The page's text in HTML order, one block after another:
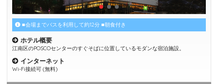
■会場までバスを利用して約12分 ■朝食付き
ホテル概要
江南区のPOSCOセンターのすぐそばに位置しているモダンな宿泊施設。
インターネット
Wi-Fi接続可 (無料)